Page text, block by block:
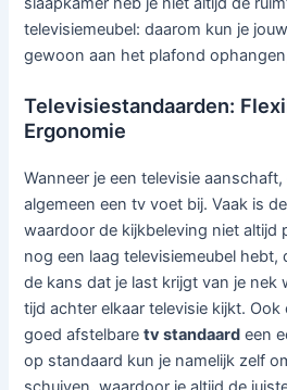
televisiemeubel: daarom kun je
gewoon aan het plafond
Televisiestandaarden:
Ergonomie
Wanneer je een televisie
algemeen een tv voet bij. Vaak is
waardoor de kijkbeleving niet altijd
nog een laag televisiemeubel
de kans dat je last krijgt van je nek
tijd achter elkaar televisie kijkt. Ook
goed afstelbaretv standaard een
op standaard kun je namelijk zelf